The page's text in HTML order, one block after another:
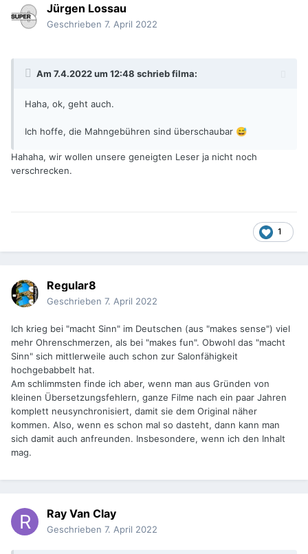
Jürgen Lossau
Geschrieben 7. April 2022
Am 7.4.2022 um 12:48 schriebfilma:
Haha, ok, geht auch.
Ich hoffe, die Mahngebühren sind überschaubar 😅
Hahaha, wir wollen unsere geneigten Leser ja nicht noch
verschrecken.
1
Regular8
Geschrieben 7. April 2022
Ich krieg bei "macht Sinn" im Deutschen (aus "makes sense") viel
mehr Ohrenschmerzen, als bei "makes fun". Obwohl das "macht
Sinn" sich mittlerweile auch schon zur Salonfähigkeit
hochgebabbelt hat.
Am schlimmsten finde ich aber, wenn man aus Gründen von
kleinen Übersetzungsfehlern, ganze Filme nach ein paar Jahren
komplett neusynchronisiert, damit sie dem Original näher
kommen. Also, wenn es schon mal so dasteht, dann kann man
sich damit auch anfreunden. Insbesondere, wenn ich den Inhalt
mag.
Ray Van Clay
Geschrieben 7. April 2022